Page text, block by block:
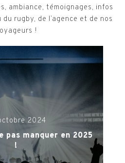
ambiance, témoignages, infos
rugby, de l’agence et de nos
!
octobre 2024
de voyages
la saison 2024 – 2025